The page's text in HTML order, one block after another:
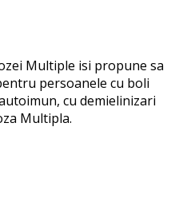
Multiple isi propune sa
persoanele cu boli
cu demielinizari
Multipla.